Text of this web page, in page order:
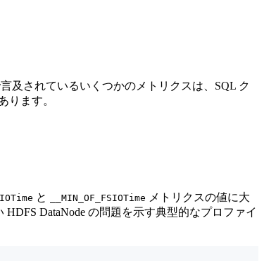
及されているいくつかのメトリクスは、SQL ク
ります。
と __MIN_OF_FSIOTime メトリクスの値に大
DataNode の問題を示す典型的なプロファイ